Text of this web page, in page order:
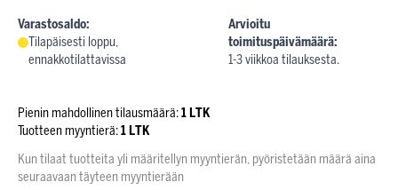
Varastosaldo:
Tilapäisesti loppu,
ennakkotilattavissa
Arvioitu
toimituspäivämäärä:
1-3 viikkoa tilauksesta.
Pienin mahdollinen tilausmäärä:1 LTK
Tuotteen myyntierä:1 LTK
Kun tilaat tuotteita yli määritellyn myyntierän, pyöristetään määrä aina
seuraavaan täyteen myyntierään